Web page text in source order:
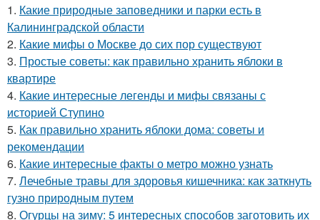
1. Какие природные заповедники и парки есть в
Калининградской области
2. Какие мифы о Москве до сих пор существуют
3. Простые советы: как правильно хранить яблоки в
квартире
4. Какие интересные легенды и мифы связаны с
историей Ступино
5. Как правильно хранить яблоки дома: советы и
рекомендации
6. Какие интересные факты о метро можно узнать
7. Лечебные травы для здоровья кишечника: как заткнуть
гузно природным путем
8. Огурцы на зиму: 5 интересных способов заготовить их